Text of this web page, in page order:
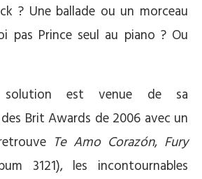
? Une ballade ou un morceau
pas Prince seul au piano ? Ou
solution est venue de sa
Brit Awards de 2006 avec un
Te Amo Corazón, Fury
3121), les incontournables